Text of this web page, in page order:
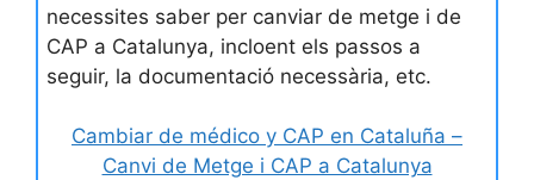
necessites saber per canviar de metge i de
CAP a Catalunya, incloent els passos a
seguir, la documentació necessària, etc.
Cambiar de médico y CAP en Cataluña –
Canvi de Metge i CAP a Catalunya